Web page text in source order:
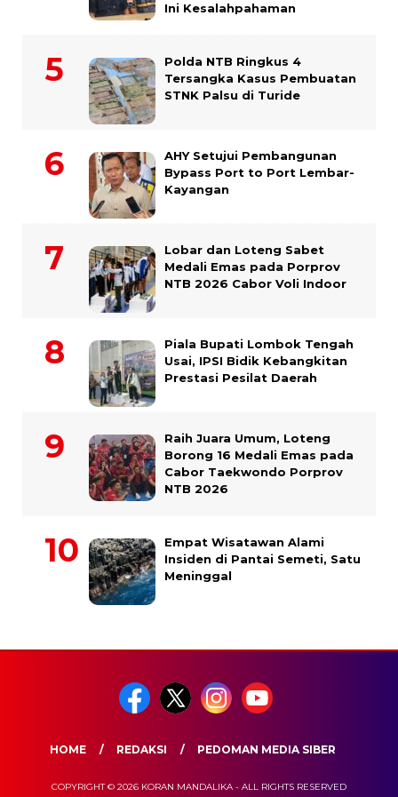
Ini Kesalahpahaman
Polda NTB Ringkus 4
Tersangka Kasus Pembuatan
STNK Palsu di Turide
AHY Setujui Pembangunan
Bypass Port to Port Lembar-
Kayangan
Lobar dan Loteng Sabet
Medali Emas pada Porprov
NTB 2026 Cabor Voli Indoor
Piala Bupati Lombok Tengah
Usai, IPSI Bidik Kebangkitan
Prestasi Pesilat Daerah
Raih Juara Umum, Loteng
Borong 16 Medali Emas pada
Cabor Taekwondo Porprov
NTB 2026
Empat Wisatawan Alami
Insiden di Pantai Semeti, Satu
Meninggal
HOME REDAKSI PEDOMAN MEDIA SIBER
COPYRIGHT © 2026 KORAN MANDALIKA - ALL RIGHTS RESERVED